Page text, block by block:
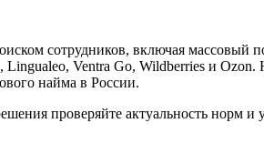
сотрудников, включая массовый
Ventra Go, Wildberries и
найма в России.
проверяйте актуальность норм и